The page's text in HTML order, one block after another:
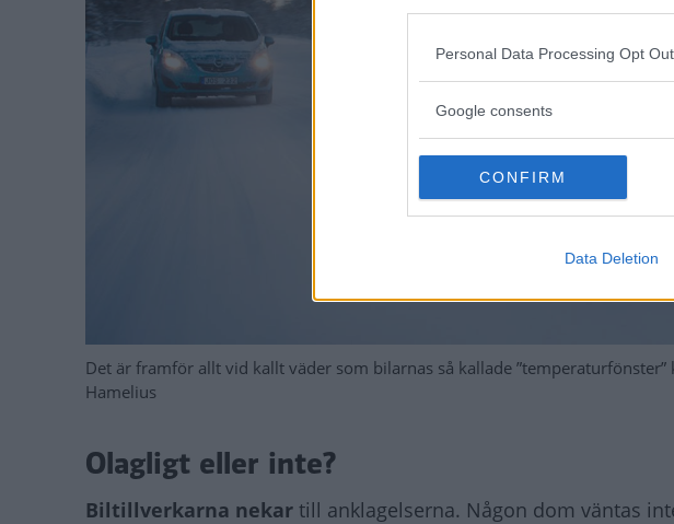
Personal Data Processing Opt
Google consents
CONFIRM
Data Deletion
Det är framför allt vid kallt väder som bilarnas så kallade
Hamelius
Olagligt eller inte?
Biltillverkarna nekar till anklagelserna. Någon dom väntas